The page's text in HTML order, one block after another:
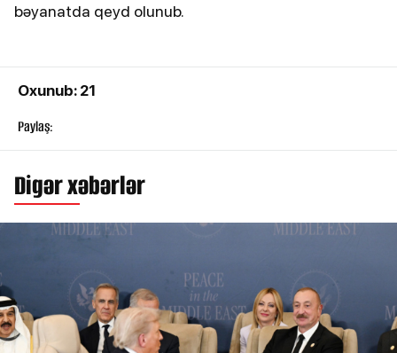
bəyanatda qeyd olunub.
Oxunub: 21
Paylaş:
Digər xəbərlər